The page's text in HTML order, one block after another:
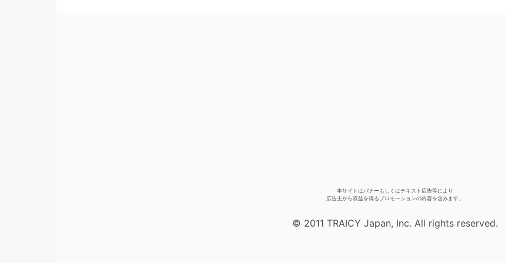
本サイトはバナーもしくはテキスト広告等により
広告主から収益を得るプロモーションの内容を含みます。
© 2011 TRAICY Japan, Inc. All rights reserved.